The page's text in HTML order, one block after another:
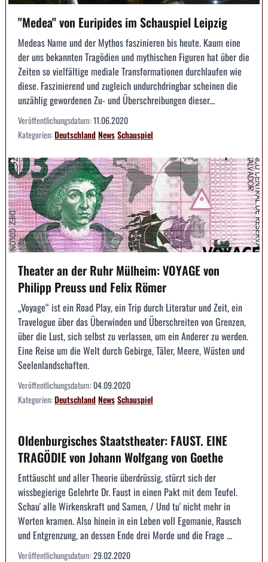
"Medea" von Euripides im Schauspiel Leipzig
Medeas Name und der Mythos faszinieren bis heute. Kaum eine
der uns bekannten Tragödien und mythischen Figuren hat über die
Zeiten so vielfältige mediale Transformationen durchlaufen wie
diese. Faszinierend und zugleich undurchdringbar scheinen die
unzählig gewordenen Zu- und Überschreibungen dieser...
Veröffentlichungsdatum:11.06.2020
Kategorien:DeutschlandNewsSchauspiel
Theater an der Ruhr Mülheim: VOYAGE von
Philipp Preuss und Felix Römer
„Voyage“ ist ein Road Play, ein Trip durch Literatur und Zeit, ein
Travelogue über das Überwinden und Überschreiten von Grenzen,
über die Lust, sich selbst zu verlassen, um ein Anderer zu werden.
Eine Reise um die Welt durch Gebirge, Täler, Meere, Wüsten und
Seelenlandschaften.
Veröffentlichungsdatum:04.09.2020
Kategorien:DeutschlandNewsSchauspiel
Oldenburgisches Staatstheater: FAUST. EINE
TRAGÖDIE von Johann Wolfgang von Goethe
Enttäuscht und aller Theorie überdrüssig, stürzt sich der
wissbegierige Gelehrte Dr. Faust in einen Pakt mit dem Teufel.
Schau' alle Wirkenskraft und Samen, / Und tu' nicht mehr in
Worten kramen. Also hinein in ein Leben voll Egomanie, Rausch
und Entgrenzung, an dessen Ende drei Morde und die Frage ...
Veröffentlichungsdatum:29.02.2020